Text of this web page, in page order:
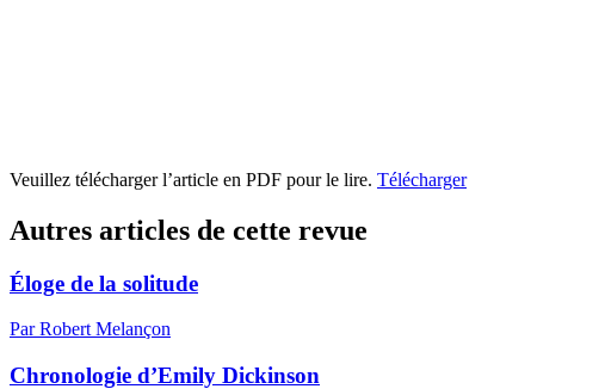
Veuillez télécharger l’article en PDF pour le lire. Télécharger
Autres articles de cette revue
Éloge de la solitude
Par Robert Melançon
Chronologie d’Emily Dickinson